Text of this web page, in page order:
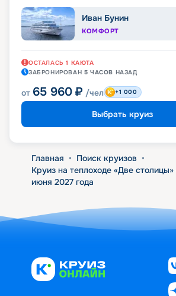
Иван Бунин
КОМФОРТ
ОСТАЛАСЬ 1 КАЮТА
ЗАБРОНИРОВАН 5 ЧАСОВ НАЗАД
от 65 960 ₽ /чел +1 000
Выбрать круиз
Главная • Поиск круизов •
Круиз на теплоходе «Две
июня 2027 года